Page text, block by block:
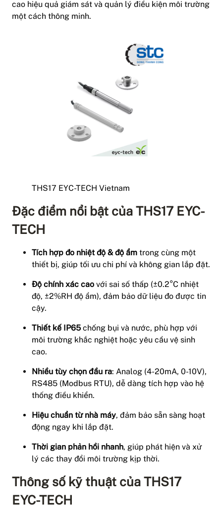
cao hiệu quả giám sát và quản lý điều kiện môi trường
một cách thông minh.
THS17 EYC-TECH Vietnam
Đặc điểm nổi bật của THS17 EYC-
TECH
Tích hợp đo nhiệt độ & độ ẩm trong cùng một
thiết bị, giúp tối ưu chi phí và không gian lắp đặt.
Độ chính xác cao với sai số thấp (±0.2°C nhiệt
độ, ±2%RH độ ẩm), đảm bảo dữ liệu đo được tin
cậy.
Thiết kế IP65 chống bụi và nước, phù hợp với
môi trường khắc nghiệt hoặc yêu cầu vệ sinh
cao.
Nhiều tùy chọn đầu ra: Analog (4-20mA, 0-10V),
RS485 (Modbus RTU), dễ dàng tích hợp vào hệ
thống điều khiển.
Hiệu chuẩn từ nhà máy, đảm bảo sẵn sàng hoạt
động ngay khi lắp đặt.
Thời gian phản hồi nhanh, giúp phát hiện và xử
lý các thay đổi môi trường kịp thời.
Thông số kỹ thuật của THS17
EYC-TECH